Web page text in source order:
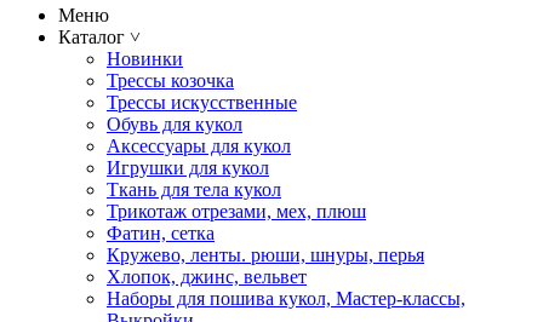
Меню
Каталог ˅
Новинки
Трессы козочка
Трессы искусственные
Обувь для кукол
Аксессуары для кукол
Игрушки для кукол
Ткань для тела кукол
Трикотаж отрезами, мех, плюш
Фатин, сетка
Кружево, ленты. рюши, шнуры, перья
Хлопок, джинс, вельвет
Наборы для пошива кукол, Мастер-классы,